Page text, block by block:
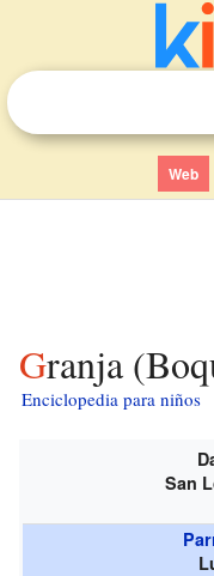
Web
Granja
Enciclopedia para niños
San